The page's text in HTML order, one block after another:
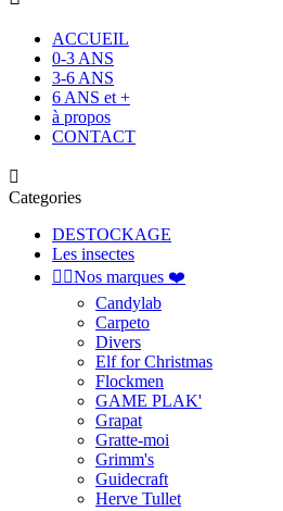
ACCUEIL
0-3 ANS
3-6 ANS
6 ANS et +
à propos
CONTACT

Categories
DESTOCKAGE
Les insectes
 Nos marques ❤️
Candylab
Carpeto
Divers
Elf for Christmas
Flockmen
GAME PLAK'
Grapat
Gratte-moi
Grimm's
Guidecraft
Herve Tullet